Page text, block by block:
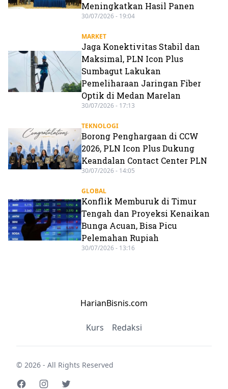
Meningkatkan Hasil Panen
30/07/2026 - 19:04
MARKET
Jaga Konektivitas Stabil dan
Maksimal, PLN Icon Plus
Sumbagut Lakukan
Pemeliharaan Jaringan Fiber
Optik di Medan Marelan
30/07/2026 - 17:13
TEKNOLOGI
Borong Penghargaan di CCW
2026, PLN Icon Plus Dukung
Keandalan Contact Center PLN
30/07/2026 - 14:05
GLOBAL
Konflik Memburuk di Timur
Tengah dan Proyeksi Kenaikan
Bunga Acuan, Bisa Picu
Pelemahan Rupiah
30/07/2026 - 13:16
HarianBisnis.com
Kurs Redaksi
© 2026 - All Rights Reserved